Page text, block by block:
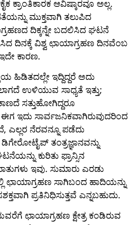
ಕ್ರಾಂತಿಕಾರಕ ಆವಿಷ್ಕಾರವೂ ಅಲ್ಲ.
ಮುಕ್ತವಾಗಿ ತಲುಪಿದ
ದಿಕ್ಕನ್ನೇ ಬದಲಿಸಿದ ಘಟನೆ
ದಿನಕ್ಕೆ ವಿಶ್ವ ಛಾಯಾಗ್ರಹಣ ದಿನವೆಂಬ
ಕಾರಣ.
ಹಿಡಿತದಲ್ಲೇ ಇದ್ದಿದ್ದರೆ ಅದು
ಉಳಿಯುವ ಸಾಧ್ಯತೆ ಇತ್ತು;
ಸತ್ತುಹೋಗಿದ್ದರೂ
ಇದು ಸಾರ್ವಜನಿಕವಾಗಿರುವುದರಿಂದ
ಎಲ್ಲರ ನೆರವನ್ನೂ ಪಡೆದು
ತಂತ್ರಜ್ಞಾನವನ್ನು
ಕುರಿತು ಫ್ರಾನ್ಸಿನ
ಇವು. ಸುಮಾರು ಎರಡು
ಸಾಗಿಬಂದ ಹಾದಿಯನ್ನು
ಪ್ರತಿನಿಧಿಸುತ್ತವೆ ಎನ್ನಬಹುದು.
ಛಾಯಾಗ್ರಹಣ ಕ್ಷೇತ್ರ ಕಂಡಿರುವ